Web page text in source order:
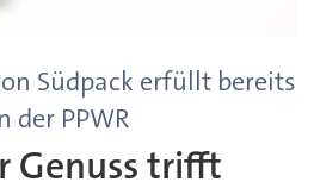
Südpack erfüllt bereits
der PPWR
Genuss trifft